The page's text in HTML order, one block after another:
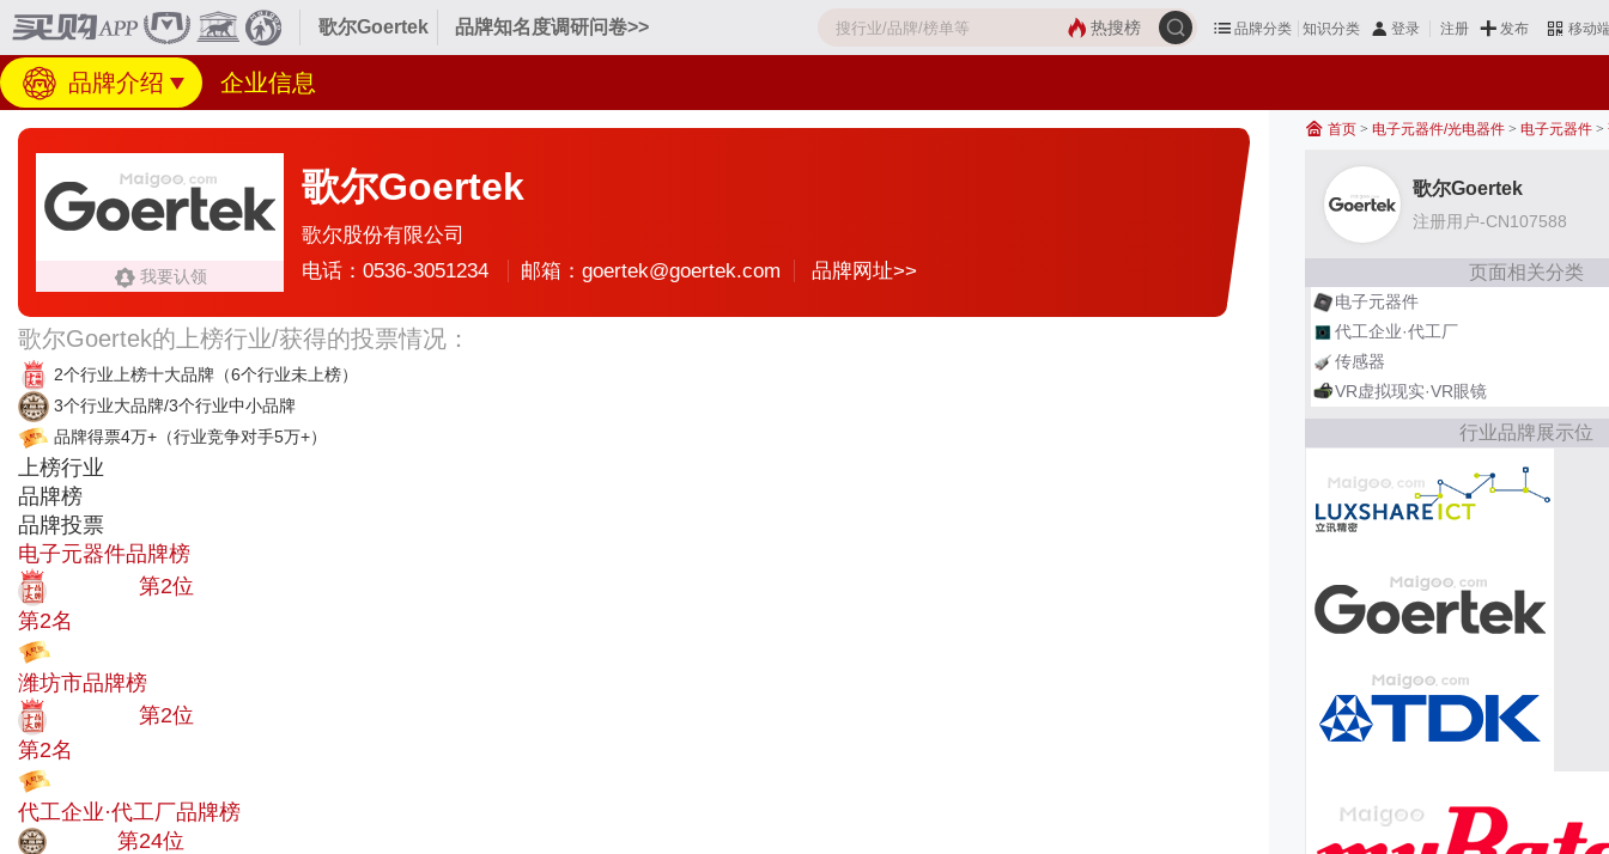
歌尔Goertek 品牌知名度调研问卷>> 品牌分类 知识分类 登录 注册 发布 移动
热搜榜
品牌介绍 企业信息
我要认领
歌尔Goertek
歌尔股份有限公司
电话：0536-3051234
邮箱：goertek@goertek.com 品牌网址>>
歌尔Goertek的上榜行业/获得的投票情况：
2个行业上榜十大品牌 （6个行业未上榜）
3个行业大品牌/3个行业中小品牌
品牌得票4万+ （行业竞争对手5万+）
上榜行业
品牌榜
品牌投票
电子元器件品牌榜
第2位
第2名
潍坊市品牌榜
第2位
第2名
代工企业·代工厂品牌榜
第24位
首页 > 电子元器件/光电器件 > 电子元器件 >
歌尔Goertek
注册用户-CN107588
页面相关分类
电子元器件
代工企业·代工厂
传感器
VR虚拟现实·VR眼镜
行业品牌展示位